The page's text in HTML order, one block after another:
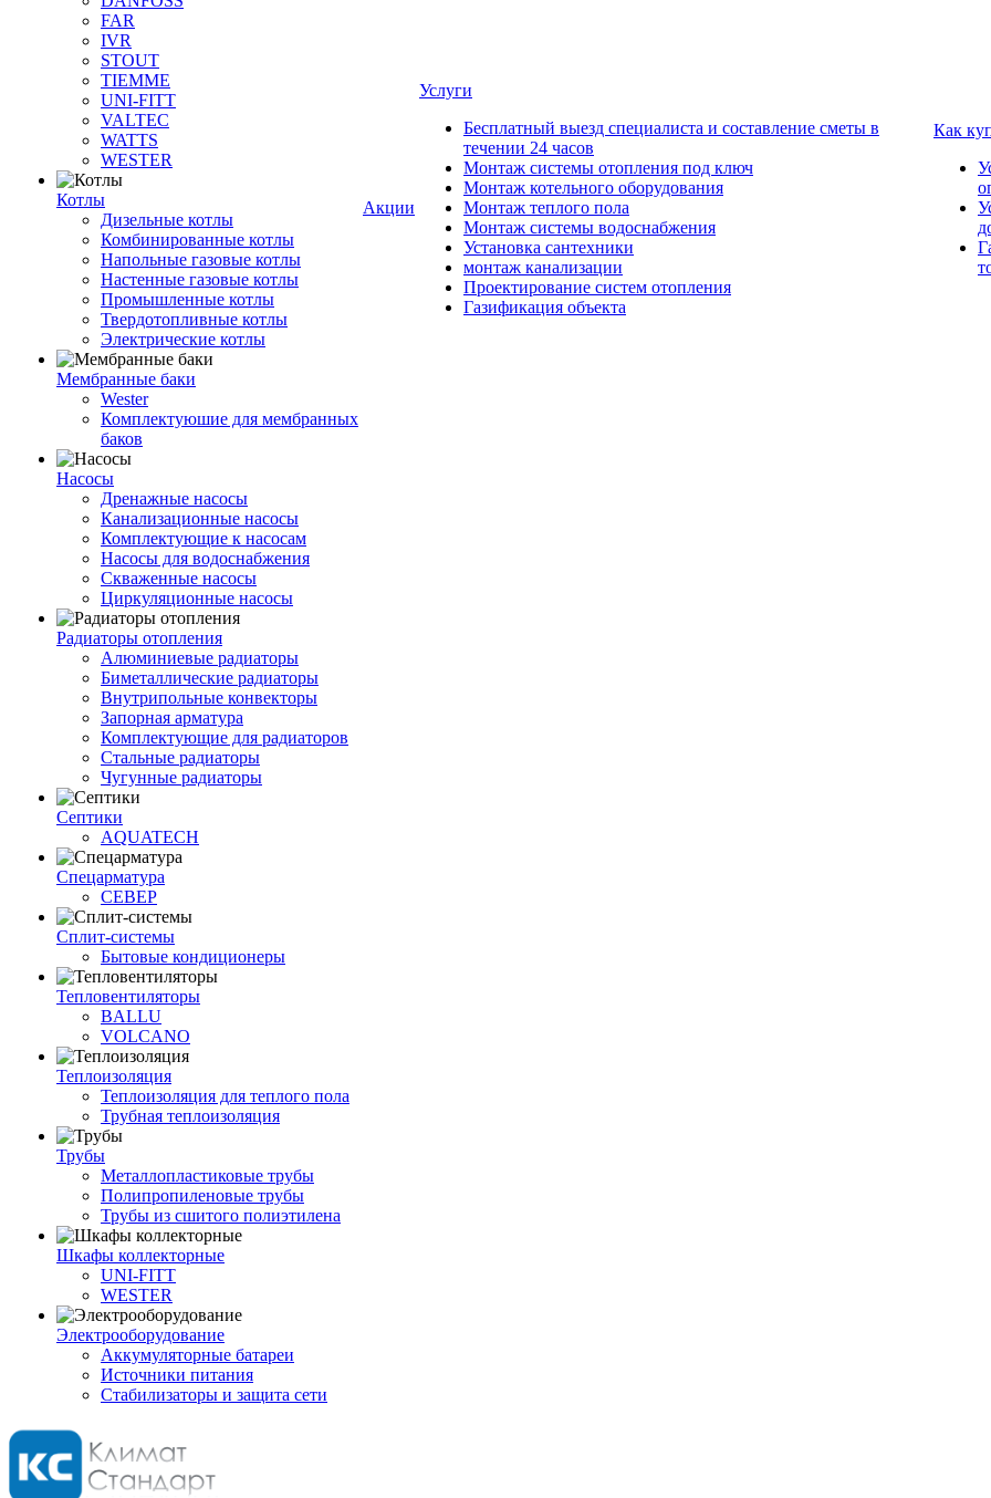
FAR
IVR
STOUT
TIEMME
UNI-FITT
VALTEC
WATTS
WESTER
Котлы
Дизельные котлы
Комбинированные котлы
Напольные газовые котлы
Настенные газовые котлы
Промышленные котлы
Твердотопливные котлы
Электрические котлы
Мембранные баки
Wester
Комплектуюшие для мембранных
баков
Насосы
Дренажные насосы
Канализационные насосы
Комплектующие к насосам
Насосы для водоснабжения
Скваженные насосы
Циркуляционные насосы
Радиаторы отопления
Алюминиевые радиаторы
Биметаллические радиаторы
Внутрипольные конвекторы
Запорная арматура
Комплектующие для радиаторов
Стальные радиаторы
Чугунные радиаторы
Септики
AQUATECH
Спецарматура
СЕВЕР
Сплит-системы
Бытовые кондиционеры
Тепловентиляторы
BALLU
VOLCANO
Теплоизоляция
Теплоизоляция для теплого пола
Трубная теплоизоляция
Трубы
Металлопластиковые трубы
Полипропиленовые трубы
Трубы из сшитого полиэтилена
Шкафы коллекторные
UNI-FITT
WESTER
Электрооборудование
Аккумуляторные батареи
Источники питания
Стабилизаторы и защита сети
Акции
Услуги
Бесплатный выезд специалиста и составление сметы в
течении 24 часов
Монтаж системы отопления под ключ
Монтаж котельного оборудования
Монтаж теплого пола
Монтаж системы водоснабжения
Установка сантехники
монтаж канализации
Проектирование систем отопления
Газификация объекта
Как